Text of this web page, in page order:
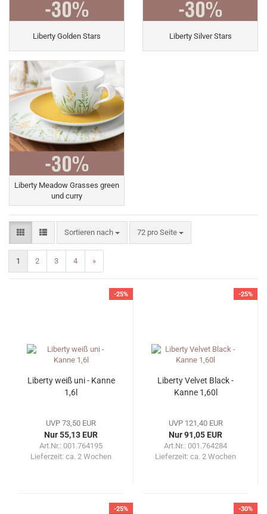
Liberty Golden Stars Liberty Silver Stars
Liberty Meadow Grasses green
und curry
Sortieren nach
Sortieren nach 72 pro Seite
pro Seite
1 2 3 4 »
-25%
Liberty weiß uni - Kanne
1,6l
UVP 73,50 EUR
Nur 55,13 EUR
Art.Nr.: 001.764195
Lieferzeit: ca. 2 Wochen
-25%
Liberty Velvet Black -
Kanne 1,60l
UVP 121,40 EUR
Nur 91,05 EUR
Art.Nr.: 001.764284
Lieferzeit: ca. 2 Wochen
-25% -30%